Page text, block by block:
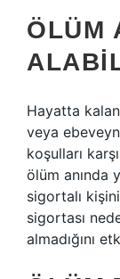
ÖLÜM
Hayatta
veya
koşulları
ölüm anında
sigortalı
sigortası
almadığını